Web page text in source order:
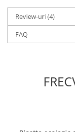
Review-uri(4)
FAQ